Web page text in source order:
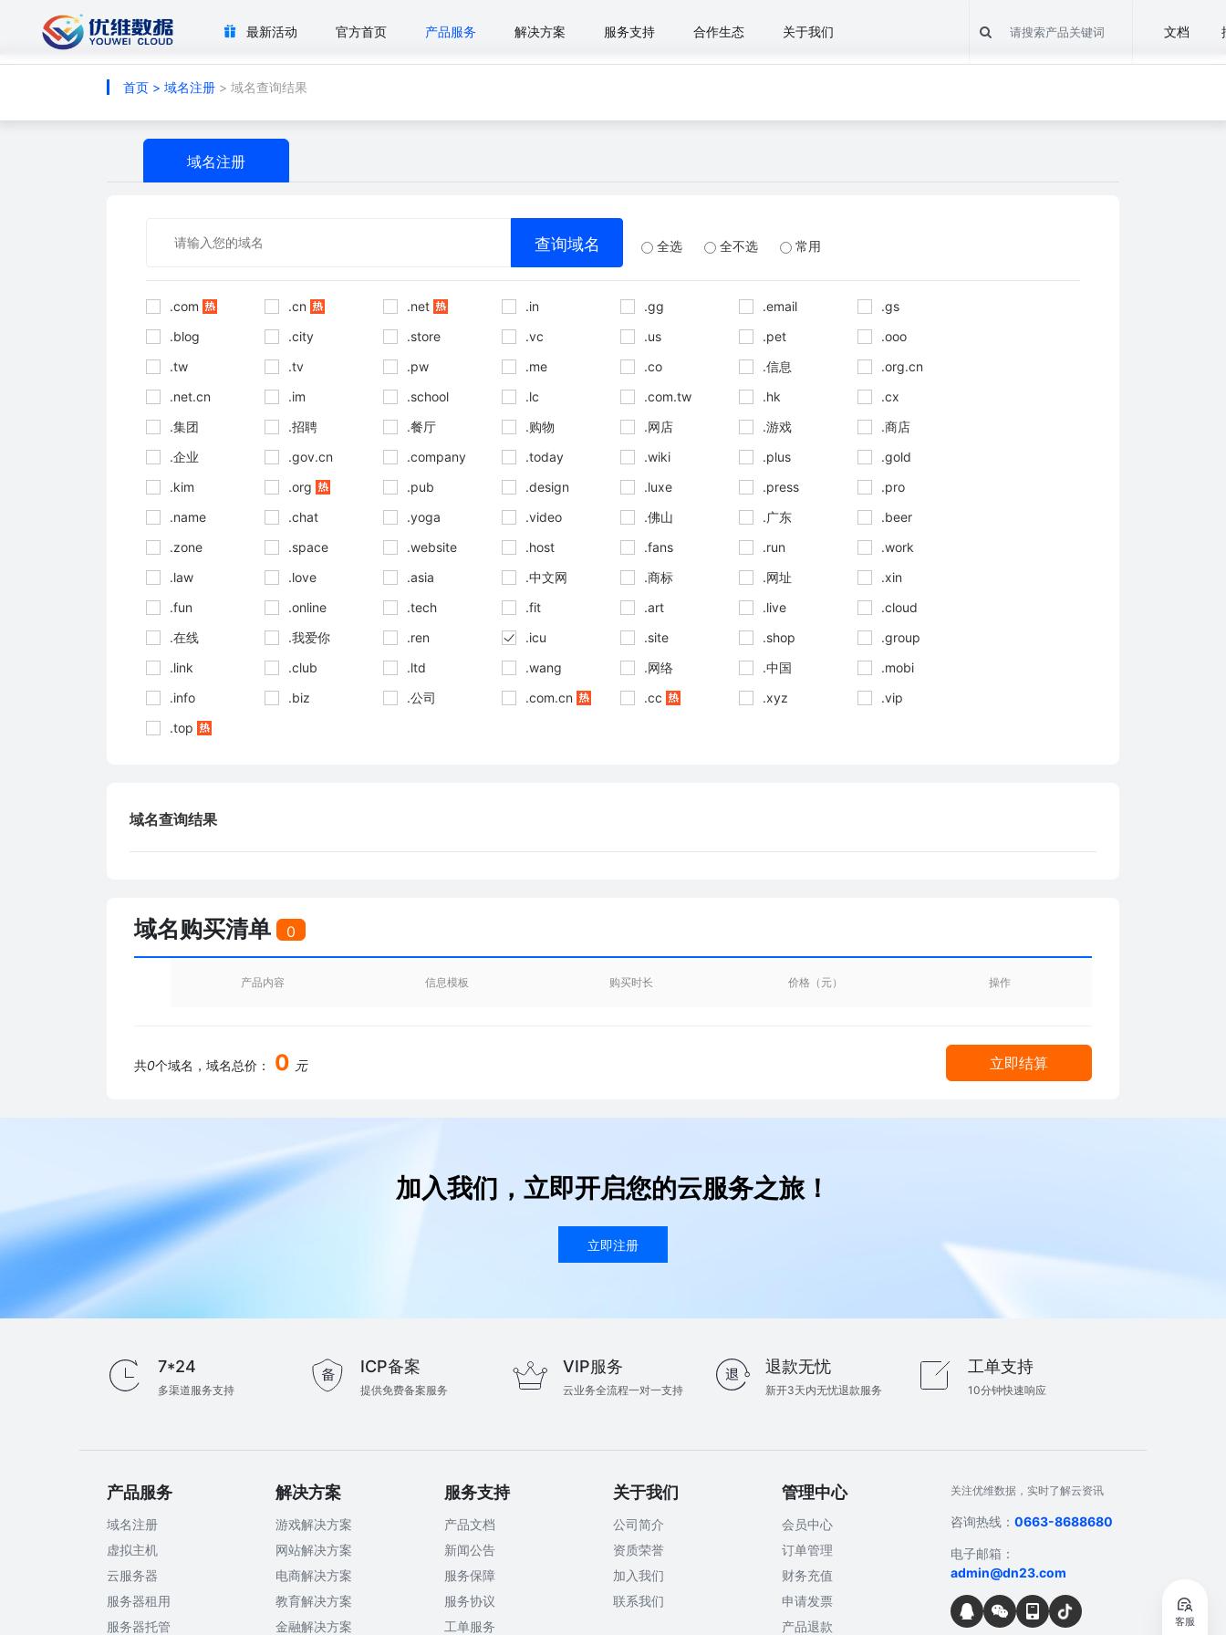
最新活动 官方首页 产品服务 解决方案 服务支持 合作生态 关于我们 文档
首页 > 域名注册 > 域名查询结果
域名注册
全选 全不选 常用
.com .cn .net .in .gg .email
.gs
.blog
.city .store .vc .us .pet
.ooo
.tw
.tv .pw .me .co .信息
.org.cn
.net.cn
.im .school .lc .com.tw .hk
.cx
.集团
.招聘 .餐厅 .购物 .网店 .游戏
.商店
.企业
.gov.cn .company .today .wiki .plus
.gold
.kim
.org .pub .design .luxe .press
.pro
.name
.chat .yoga .video .佛山 .广东
.beer
.zone
.space .website .host .fans .run
.work
.law
.love .asia .中文网 .商标 .网址
.xin
.fun
.online .tech .fit .art .live
.cloud
.在线
.我爱你 .ren .icu .site .shop
.group
.link
.club .ltd .wang .网络 .中国
.mobi
.info
.biz .公司 .com.cn .cc .xyz
.vip
.top
域名查询结果
域名购买清单 0
产品内容 信息模板 购买时长 价格（元） 操作
共0个域名，域名总价： 0 元 立即结算
加入我们，立即开启您的云服务之旅！
立即注册
7*24
多渠道服务支持
ICP备案
提供免费备案服务
VIP服务
云业务全流程一对一支持
退款无忧
新开3天内无忧退款服务
工单支持
10分钟快速响应
产品服务
域名注册
虚拟主机
云服务器
服务器租用
服务器托管
解决方案
游戏解决方案
网站解决方案
电商解决方案
教育解决方案
金融解决方案
服务支持
产品文档
新闻公告
服务保障
服务协议
工单服务
关于我们
公司简介
资质荣誉
加入我们
联系我们
管理中心
会员中心
订单管理
财务充值
申请发票
产品退款
关注优维数据，实时了解云资讯
咨询热线： 0663-8688680
电子邮箱：
admin@dn23.com
客服